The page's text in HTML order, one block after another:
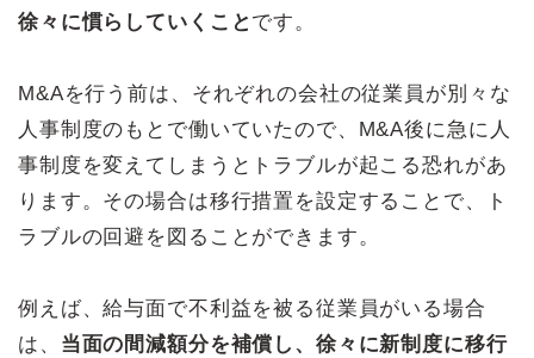
徐々に慣らしていくこと です。
M&Aを行う前は、それぞれの会社の従業員が別々な
人事制度のもとで働いていたので、M&A後に急に人
事制度を変えてしまうとトラブルが起こる恐れがあ
ります。その場合は移行措置を設定することで、ト
ラブルの回避を図ることができます。
例えば、給与面で不利益を被る従業員がいる場合
は、 当面の間減額分を補償し、徐々に新制度に移行